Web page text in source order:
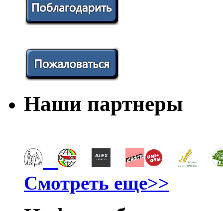
Наши партнеры
Смотреть еще>>